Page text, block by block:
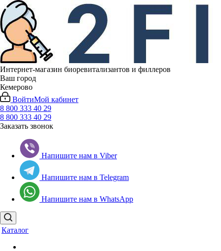
Интернет-магазин биоревитализантов и филлеров
Ваш город
Кемерово
ВойтиМой кабинет
8 800 333 40 29
8 800 333 40 29
Заказать звонок
Напишите нам в Viber
Напишите нам в Telegram
Напишите нам в WhatsApp
Каталог